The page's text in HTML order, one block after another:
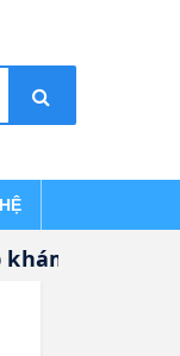
bệnh, chữa